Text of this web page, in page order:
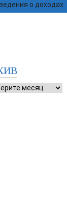
о доходах